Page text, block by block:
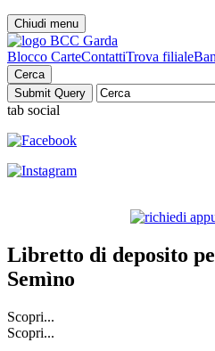
Chiudi menu
Blocco CarteContattiTrova filiale
Cerca
tab social
Libretto di deposito
Semìno
Scopri...
Scopri...